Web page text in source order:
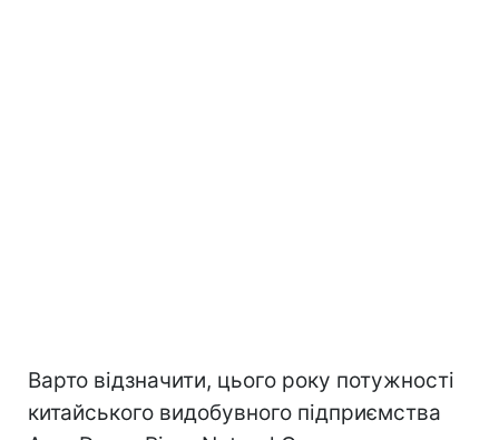
Варто відзначити, цього року потужності
китайського видобувного підприємства